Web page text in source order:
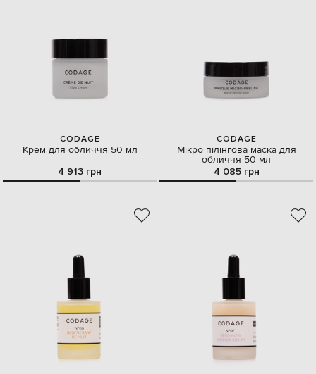
CODAGE
Крем для обличчя 50 мл
4 913 грн
CODAGE
Мікро пілінгова маска для
обличчя 50 мл
4 085 грн